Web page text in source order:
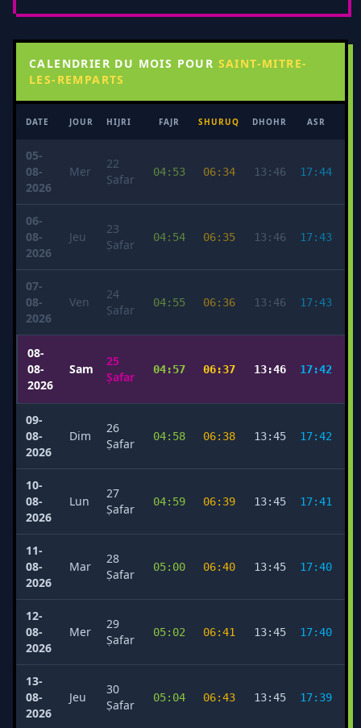
CALENDRIER DU MOIS POUR SAINT-MITRE-
LES-REMPARTS
DATE JOUR HIJRI FAJR SHURUQ DHOHR ASR
05-
08-
2026
Mer
22
Ṣafar
04:53 06:34 13:46 17:44
06-
08-
2026
Jeu
23
Ṣafar
04:54 06:35 13:46 17:43
07-
08-
2026
Ven
24
Ṣafar
04:55 06:36 13:46 17:43
08-
08-
2026
Sam
25
Ṣafar
04:57 06:37 13:46 17:42
09-
08-
2026
Dim
26
Ṣafar
04:58 06:38 13:45 17:42
10-
08-
2026
Lun
27
Ṣafar
04:59 06:39 13:45 17:41
11-
08-
2026
Mar
28
Ṣafar
05:00 06:40 13:45 17:40
12-
08-
2026
Mer
29
Ṣafar
05:02 06:41 13:45 17:40
13-
08-
2026
Jeu
30
Ṣafar
05:04 06:43 13:45 17:39